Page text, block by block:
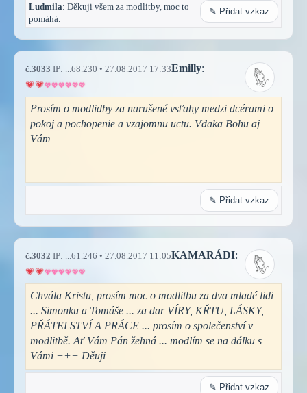
Ludmila: Děkuji všem za modlitby, moc to
pomáhá.
✎ Přidat vzkaz
č.3033 IP: ...68.230 • 27.08.2017 17:33Emilly:
Prosím o modlidby za narušené vsťahy medzi dcérami o
pokoj a pochopenie a vzajomnu uctu. Vdaka Bohu aj
Vám
✎ Přidat vzkaz
č.3032 IP: ...61.246 • 27.08.2017 11:05KAMARÁDI:
Chvála Kristu, prosím moc o modlitbu za dva mladé lidi
... Simonku a Tomáše ... za dar VÍRY, KŘTU, LÁSKY,
PŘÁTELSTVÍ A PRÁCE ... prosím o společenství v
modlitbě. Ať Vám Pán žehná ... modlím se na dálku s
Vámi +++ Děuji
✎ Přidat vzkaz